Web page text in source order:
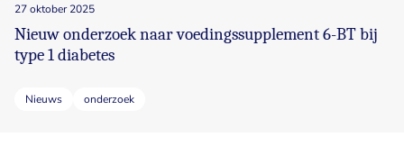
27 oktober 2025
Nieuw onderzoek naar voedingssupplement 6-BT bij
type 1 diabetes
Nieuws onderzoek